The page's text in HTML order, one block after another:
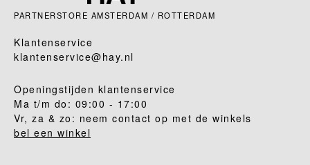
PARTNERSTORE AMSTERDAM / ROTTERDAM
Klantenservice
klantenservice@hay.nl
Openingstijden klantenservice
Ma t/m do: 09:00 - 17:00
Vr, za & zo: neem contact op met de winkels
bel een winkel